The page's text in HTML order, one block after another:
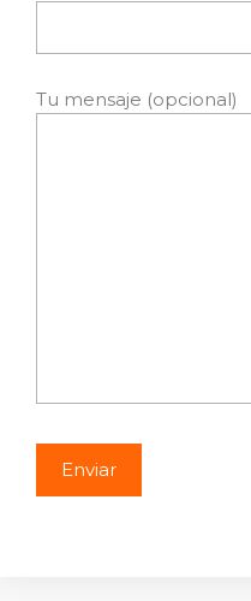
Tu mensaje (opcional)